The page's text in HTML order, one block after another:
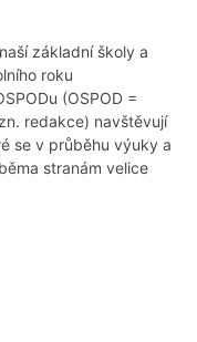
základní školy a
roku
(OSPOD =
redakce) navštěvují
se v průběhu výuky a
stranám velice